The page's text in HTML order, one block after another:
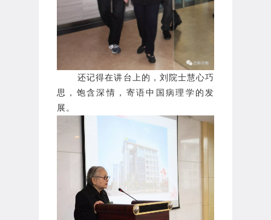
还记得在讲台上的，刘院士慧心巧
思，饱含深情，寄语中国病理学的发
展。